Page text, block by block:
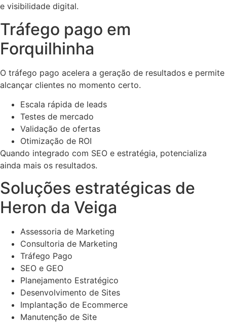
e visibilidade digital.
Tráfego pago em
Forquilhinha
O tráfego pago acelera a geração de resultados e permite
alcançar clientes no momento certo.
Escala rápida de leads
Testes de mercado
Validação de ofertas
Otimização de ROI
Quando integrado com SEO e estratégia, potencializa
ainda mais os resultados.
Soluções estratégicas de
Heron da Veiga
Assessoria de Marketing
Consultoria de Marketing
Tráfego Pago
SEO e GEO
Planejamento Estratégico
Desenvolvimento de Sites
Implantação de Ecommerce
Manutenção de Site